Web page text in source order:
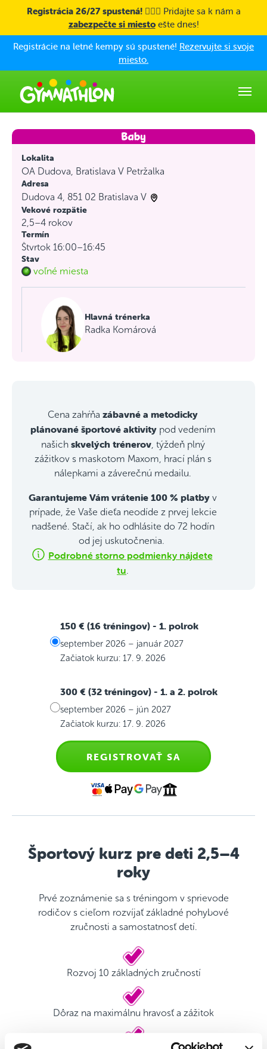
Skip to main content
Registrácia 26/27 spustená! 🤸🏼‍♀️ Pridajte sa k nám a
zabezpečte si miestoešte dnes!
Registrácie na letné kempy sú spustené! Rezervujte si svoje
miesto.
Lokalita
OA Dudova, Bratislava V Petržalka
Adresa
Dudova 4, 851 02 Bratislava V
Vekové rozpätie
2,5–4 rokov
Termín
Štvrtok 16:00–16:45
Stav
voľné miesta
Hlavná trénerka
Radka Komárová
Cena zahŕňa zábavné a metodicky
plánované športové aktivitypod vedením
našich skvelých trénerov, týždeň plný
zážitkov s maskotom Maxom, hrací plán s
nálepkami a záverečnú medailu.
Garantujeme Vám vrátenie 100 % platby v
prípade, že Vaše dieťa neodíde z prvej lekcie
nadšené. Stačí, ak ho odhlásite do 72 hodín
od jej uskutočnenia.
Podrobné storno podmienky nájdete
tu.
150 € (16 tréningov) - 1. polrok
september 2026 – január 2027
Začiatok kurzu: 17. 9. 2026
300 € (32 tréningov) - 1. a 2. polrok
september 2026 – jún 2027
Začiatok kurzu: 17. 9. 2026
REGISTROVAŤ SA
Športový kurz pre deti 2,5–4
roky
Prvé zoznámenie sa s tréningom v sprievode
rodičov s cieľom rozvíjať základné pohybové
zručnosti a samostatnosť detí.
Rozvoj 10 základných zručností
Dôraz na maximálnu hravosť a zážitok